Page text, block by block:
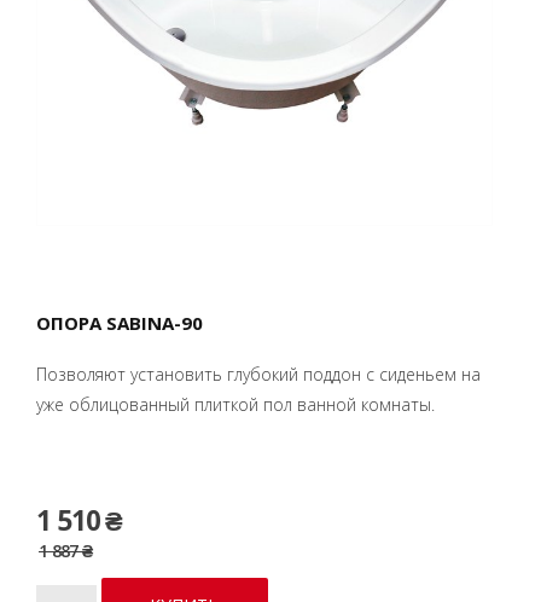
ОПОРА SABINA-90
Позволяют установить глубокий поддон с сиденьем на
уже облицованный плиткой пол ванной комнаты.
1 510 ₴
1 887 ₴